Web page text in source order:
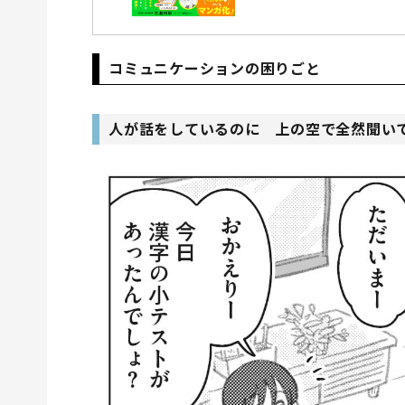
コミュニケーションの困りごと
人が話をしているのに 上の空で全然聞い